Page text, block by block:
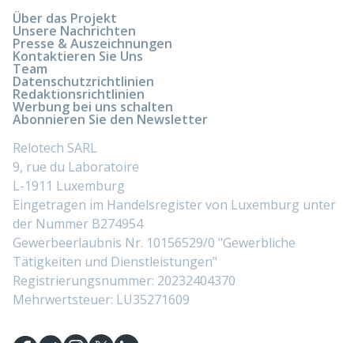
Über das Projekt
Unsere Nachrichten
Presse & Auszeichnungen
Kontaktieren Sie Uns
Team
Datenschutzrichtlinien
Redaktionsrichtlinien
Werbung bei uns schalten
Abonnieren Sie den Newsletter
Relotech SARL
9, rue du Laboratoire
L-1911 Luxemburg
Eingetragen im Handelsregister von Luxemburg unter
der Nummer B274954
Gewerbeerlaubnis Nr. 10156529/0 "Gewerbliche
Tätigkeiten und Dienstleistungen"
Registrierungsnummer: 20232404370
Mehrwertsteuer: LU35271609